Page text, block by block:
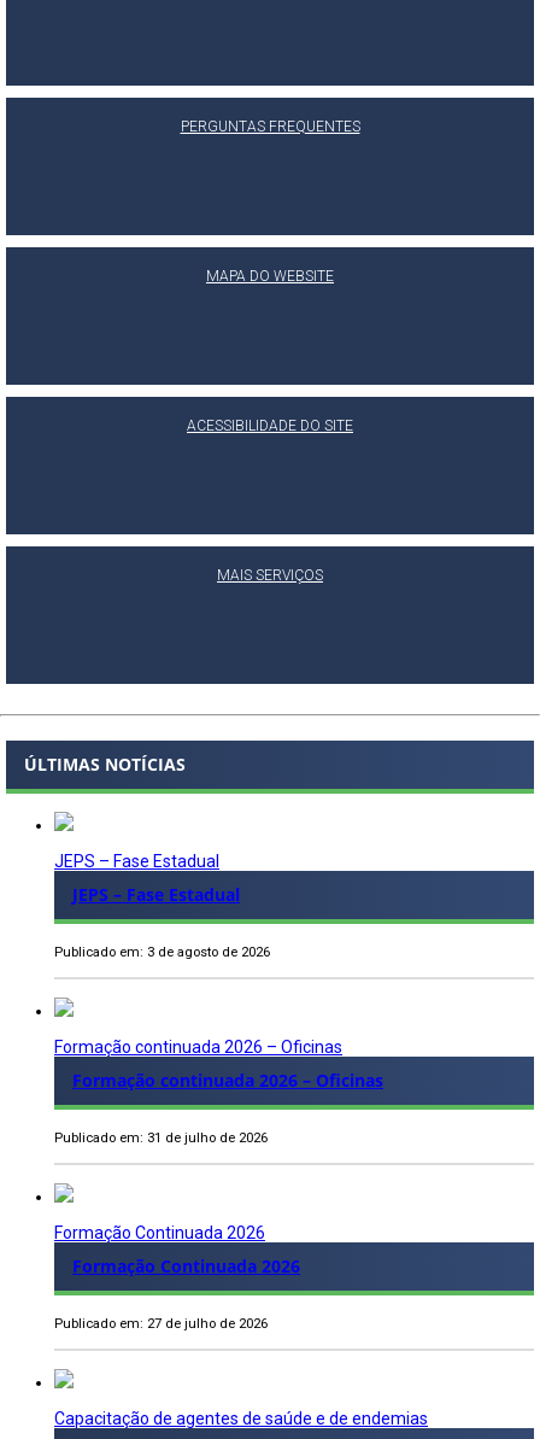
PERGUNTAS FREQUENTES
MAPA DO WEBSITE
ACESSIBILIDADE DO SITE
MAIS SERVIÇOS
ÚLTIMAS NOTÍCIAS
JEPS – Fase Estadual
JEPS – Fase Estadual
Publicado em: 3 de agosto de 2026
Formação continuada 2026 – Oficinas
Formação continuada 2026 – Oficinas
Publicado em: 31 de julho de 2026
Formação Continuada 2026
Formação Continuada 2026
Publicado em: 27 de julho de 2026
Capacitação de agentes de saúde e de endemias